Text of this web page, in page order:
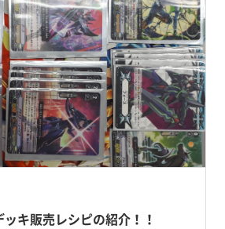
キ販売レシピの紹介！！